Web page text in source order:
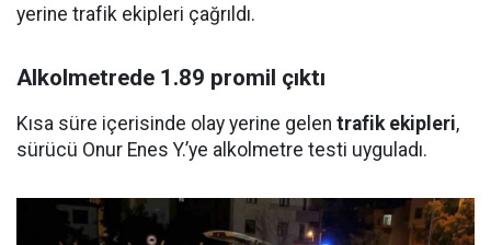
yerine trafik ekipleri çağrıldı.
Alkolmetrede 1.89 promil çıktı
Kısa süre içerisinde olay yerine gelen trafik ekipleri,
sürücü Onur Enes Y.’ye alkolmetre testi uyguladı.